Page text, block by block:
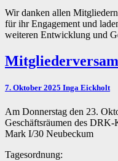
Wir danken allen
für ihr Engagement und
weiteren Entwicklung und
Mitgliederversammlung
7. Oktober 2025 Inga Eickholt
Am Donnerstag den 23.
Geschäftsräumen des
Mark I/30 Neubeckum
Tagesordnung: